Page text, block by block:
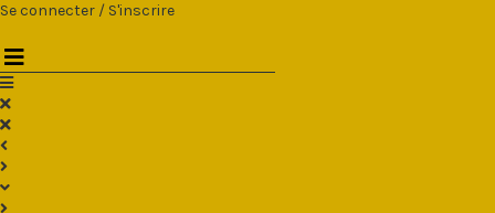
Se connecter / S'inscrire